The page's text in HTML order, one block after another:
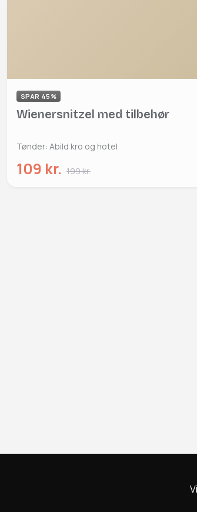
SPAR 45%
Wienersnitzel med tilbehør
Tønder: Abild kro og hotel
109 kr. 199 kr.